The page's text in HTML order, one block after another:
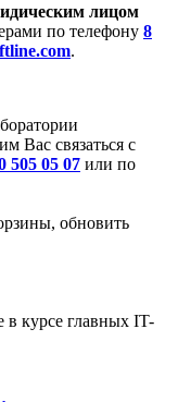
лицом
по телефону 8
.
Вас связаться с
505 05 07 или по
обновить
в курсе главных IT-